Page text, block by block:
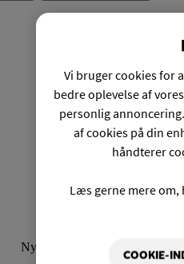
Nyhed
Vi bruger cookies for
bedre oplevelse af
personlig
af cookies på din
håndterer
Læs gerne mere
COOKIE-